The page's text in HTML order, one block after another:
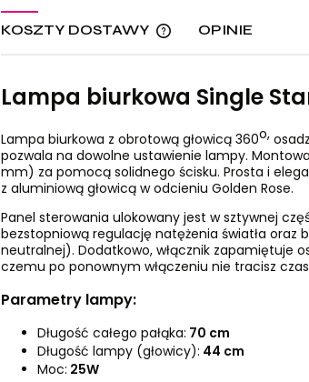
KOSZTY DOSTAWY
DODATKÓW
OPINIE
Lampa biurkowa Single
Lampa biurkowa z obrotową głowicą 360o,
pozwala na dowolne ustawienie lampy.
mm) za pomocą solidnego ścisku. Prosta i
z aluminiową głowicą w odcieniu Golden Rose.
Panel sterowania ulokowany jest w sztywnej
bezstopniową regulację natężenia światła oraz
neutralnej). Dodatkowo, włącznik zapamiętuje
czemu po ponownym włączeniu nie tracisz
Parametry lampy:
Długość całego pałąka: 70 cm
Długość lampy (głowicy): 44 cm
Moc: 25W